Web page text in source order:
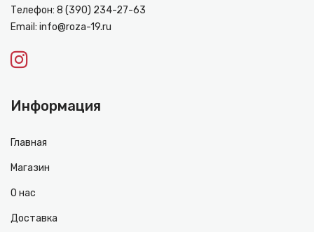
Телефон: 8 (390) 234-27-63
Email: info@roza-19.ru
Информация
Главная
Магазин
О нас
Доставка